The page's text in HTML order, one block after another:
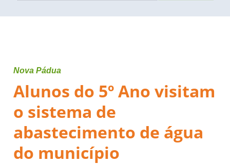
Nova Pádua
Alunos do 5º Ano visitam
o sistema de
abastecimento de água
do município